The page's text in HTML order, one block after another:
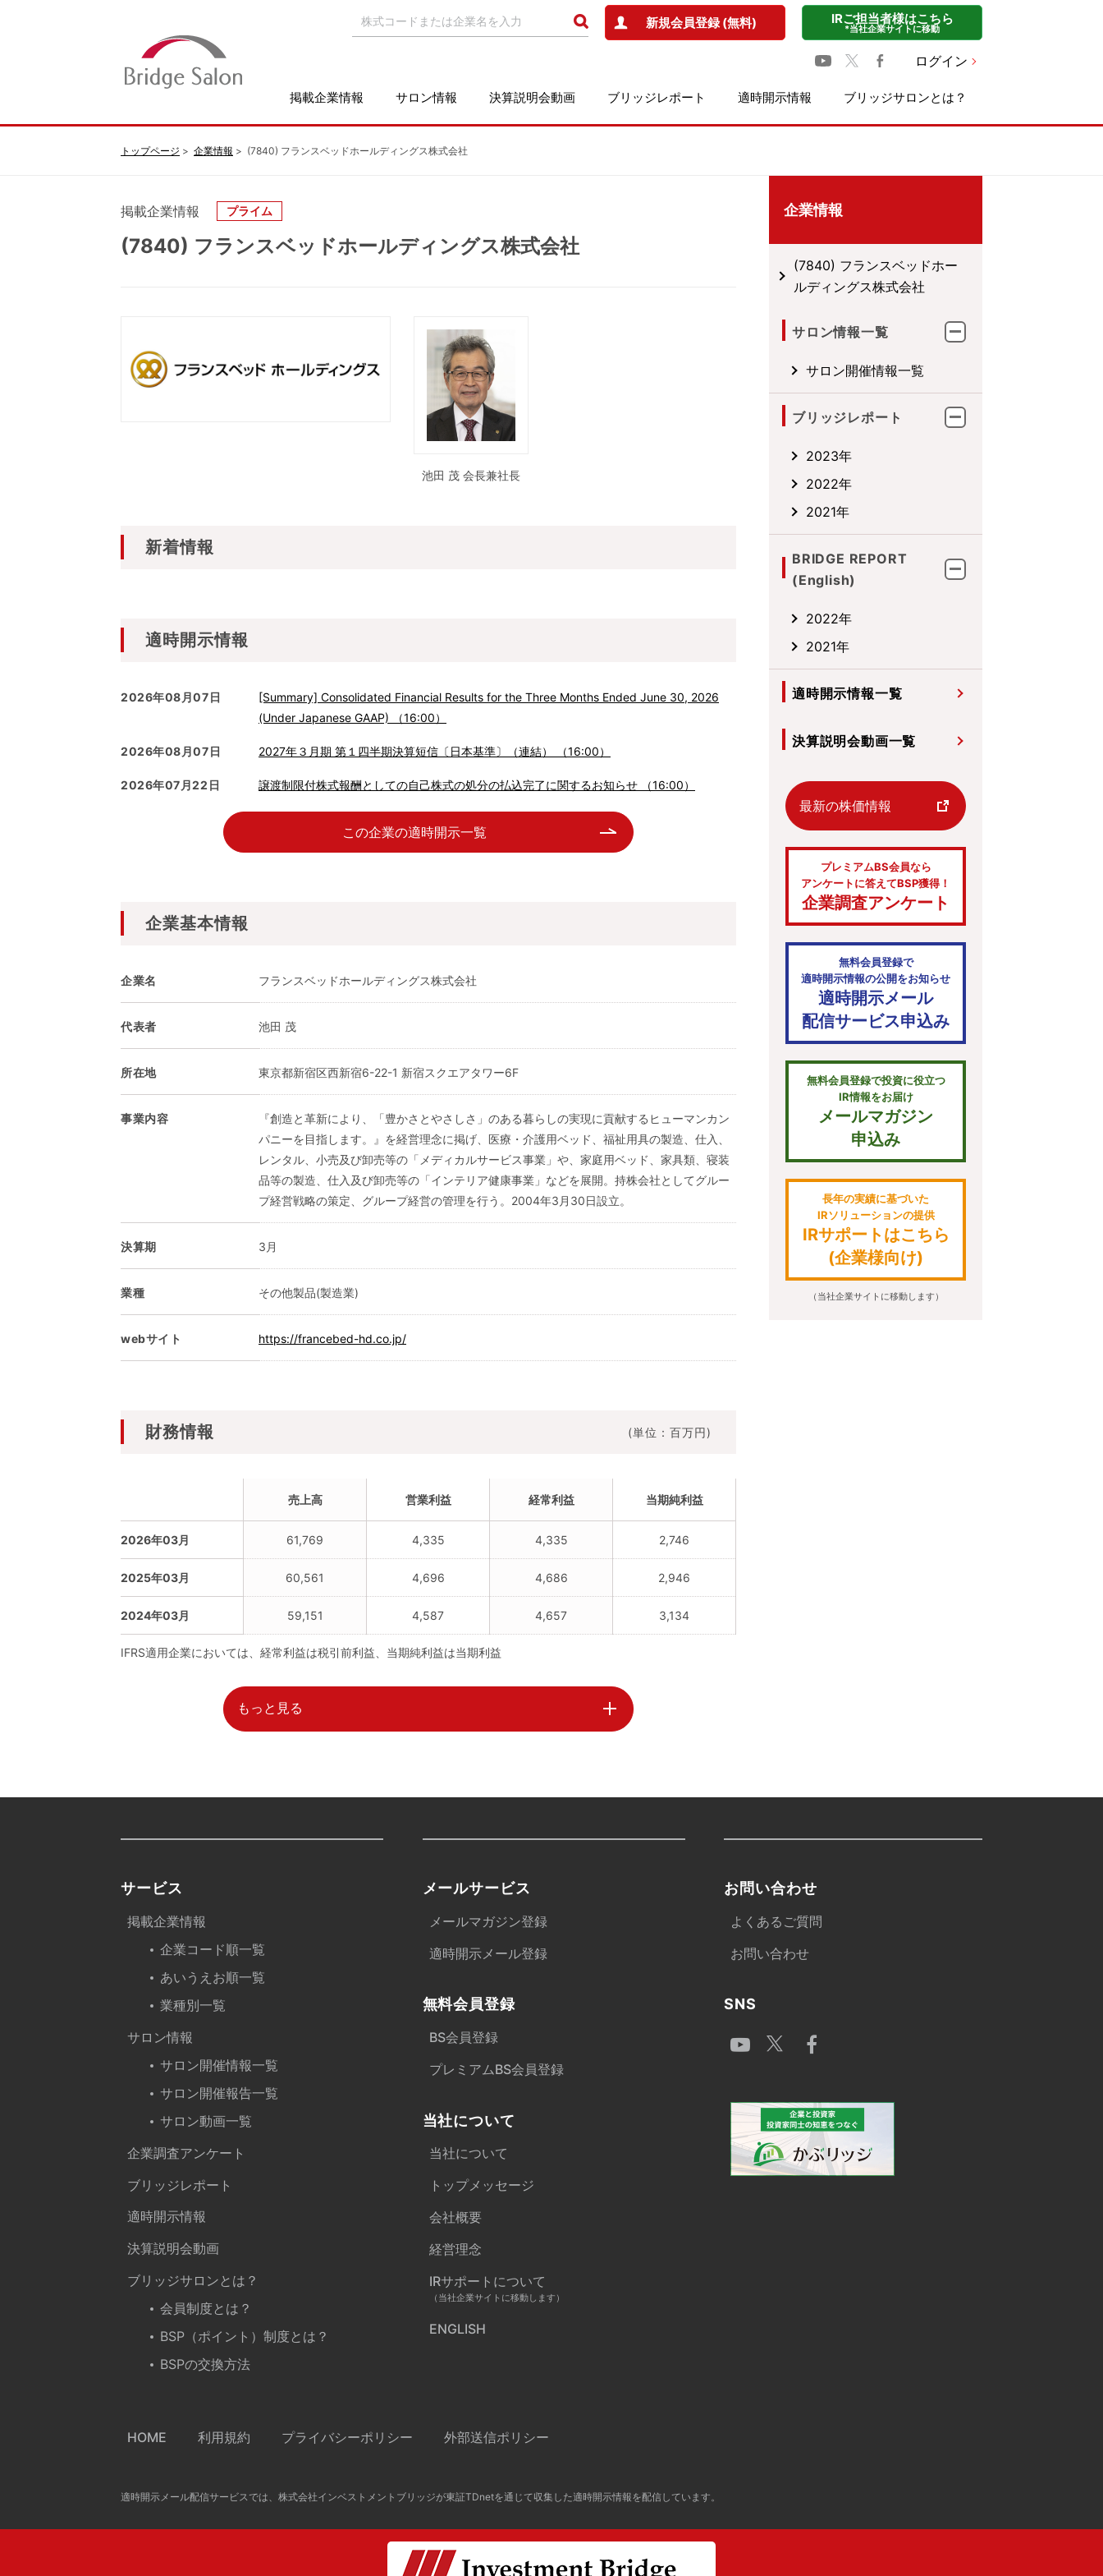
新規会員登録 (無料) IRご担当者様はこちら
*当社企業サイトに移動
ログイン
掲載企業情報 サロン情報 決算説明会動画 ブリッジレポート 適時開示情報 ブリッジサロンとは？
トップページ 企業情報 (7840) フランスベッドホールディングス株式会社
掲載企業情報 プライム
(7840) フランスベッドホールディングス株式会社
池田 茂 会長兼社長
新着情報
適時開示情報
2026年08月07日
[Summary] Consolidated Financial Results for the Three Months Ended June 30, 2026
(Under Japanese GAAP) （16:00）
2026年08月07日 2027年３月期 第１四半期決算短信〔日本基準〕（連結） （16:00）
2026年07月22日 譲渡制限付株式報酬としての自己株式の処分の払込完了に関するお知らせ （16:00）
この企業の適時開示一覧
企業基本情報
企業名 フランスベッドホールディングス株式会社
代表者 池田 茂
所在地 東京都新宿区西新宿6-22-1 新宿スクエアタワー6F
事業内容
『創造と革新により、「豊かさとやさしさ」のある暮らしの実現に貢献するヒューマンカン
パニーを目指します。』を経営理念に掲げ、医療・介護用ベッド、福祉用具の製造、仕入、
レンタル、小売及び卸売等の「メディカルサービス事業」や、家庭用ベッド、家具類、寝装
品等の製造、仕入及び卸売等の「インテリア健康事業」などを展開。持株会社としてグルー
プ経営戦略の策定、グループ経営の管理を行う。2004年3月30日設立。
決算期 3月
業種 その他製品(製造業)
webサイト https://francebed-hd.co.jp/
財務情報 (単位：百万円)
売上高 営業利益 経常利益 当期純利益
2026年03月 61,769 4,335 4,335 2,746
2025年03月 60,561 4,696 4,686 2,946
2024年03月 59,151 4,587 4,657 3,134
IFRS適用企業においては、経常利益は税引前利益、当期純利益は当期利益
もっと見る
企業情報
(7840) フランスベッドホー
ルディングス株式会社
サロン情報一覧
サロン開催情報一覧
ブリッジレポート
2023年
2022年
2021年
BRIDGE REPORT
(English)
2022年
2021年
適時開示情報一覧
決算説明会動画一覧
最新の株価情報
プレミアムBS会員なら
アンケートに答えてBSP獲得！
企業調査アンケート
無料会員登録で
適時開示情報の公開をお知らせ
適時開示メール
配信サービス申込み
無料会員登録で投資に役立つ
IR情報をお届け
メールマガジン
申込み
長年の実績に基づいた
IRソリューションの提供
IRサポートはこちら
(企業様向け)
（当社企業サイトに移動します）
サービス
掲載企業情報
企業コード順一覧
あいうえお順一覧
業種別一覧
サロン情報
サロン開催情報一覧
サロン開催報告一覧
サロン動画一覧
企業調査アンケート
ブリッジレポート
適時開示情報
決算説明会動画
ブリッジサロンとは？
会員制度とは？
BSP（ポイント）制度とは？
BSPの交換方法
メールサービス
メールマガジン登録
適時開示メール登録
無料会員登録
BS会員登録
プレミアムBS会員登録
当社について
当社について
トップメッセージ
会社概要
経営理念
IRサポートについて
（当社企業サイトに移動します）
ENGLISH
お問い合わせ
よくあるご質問
お問い合わせ
SNS
HOME 利用規約 プライバシーポリシー 外部送信ポリシー
適時開示メール配信サービスでは、株式会社インベストメントブリッジが東証TDnetを通じて収集した適時開示情報を配信しています。